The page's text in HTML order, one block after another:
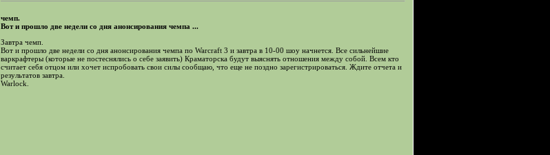
чемп.
Вот и прошло две недели со дня анонсирования чемпа ...
Завтра чемп.
Вот и прошло две недели со дня анонсирования чемпа по Warcraft 3 и завтра в 10-00 шоу начнется. Все сильнейшие
варкрафтеры (которые не постеснялись о себе заявить) Краматорска будут выяснять отношения между собой. Всем кто
считает себя отцом или хочет испробовать свои силы сообщаю, что еще не поздно зарегистрироваться. Ждите отчета и
результатов завтра.
Warlock.